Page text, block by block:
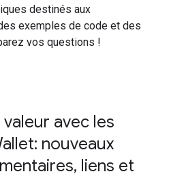
destinés aux
exemples de code et des
vos questions !
avec les
nouveaux
liens et